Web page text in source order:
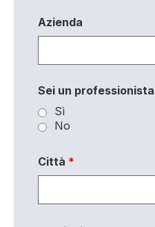
Azienda
Sei un
Sì
No
Città *